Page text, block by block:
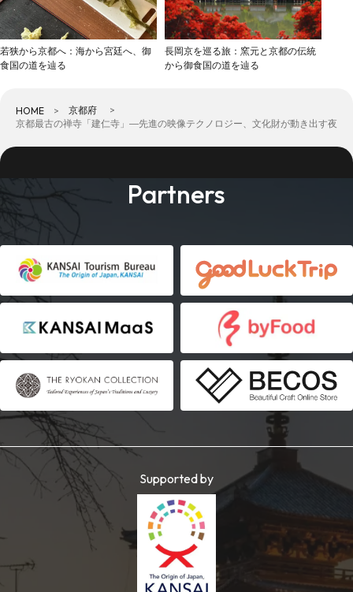
若狭から京都へ：海から宮廷へ、御
食国の道を辿る
長岡京を巡る旅：窯元と京都の伝統
から御食国の道を辿る
HOME
京都府
京都最古の禅寺「建仁寺」―先進の映像テクノロジー、文化財が動き出す夜
Partners
Supported by